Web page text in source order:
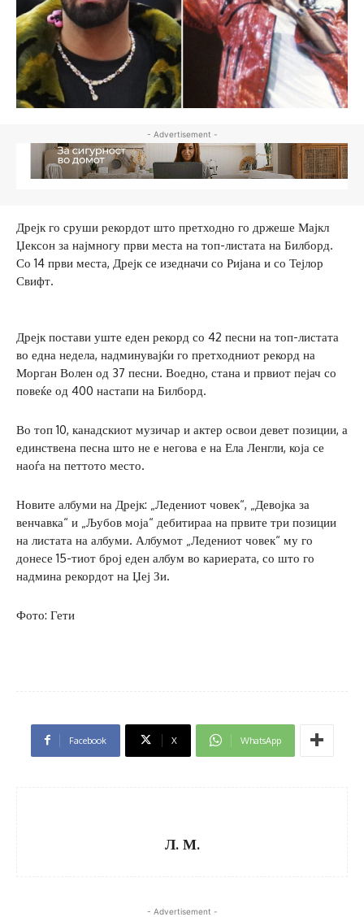
- Advertisement -
Дрејк го сруши рекордот што претходно го држеше Мајкл
Џексон за најмногу први места на топ-листата на Билборд.
Со 14 први места, Дрејк се изедначи со Ријана и со Тејлор
Свифт.
Дрејк постави уште еден рекорд со 42 песни на топ-листата
во една недела, надминувајќи го претходниот рекорд на
Морган Волен од 37 песни. Воедно, стана и првиот пејач со
повеќе од 400 настапи на Билборд.
Во топ 10, канадскиот музичар и актер освои девет позиции, а
единствена песна што не е негова е на Ела Ленгли, која се
наоѓа на петтото место.
Новите албуми на Дрејк: „Ледениот човек“, „Девојка за
венчавка“ и „Љубов моја“ дебитираа на првите три позиции
на листата на албуми. Албумот „Ледениот човек“ му го
донесе 15-тиот број еден албум во кариерата, со што го
надмина рекордот на Џеј Зи.
Фото: Гети
Facebook X WhatsApp
Л. М.
- Advertisement -